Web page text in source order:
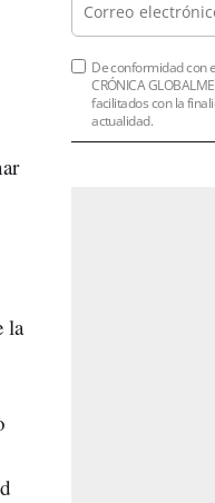
la
De conformidad con
CRÓNICA
facilitados con la
actualidad.